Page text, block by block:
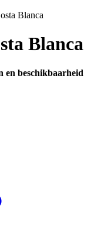
Blanca
Blanca
en beschikbaarheid